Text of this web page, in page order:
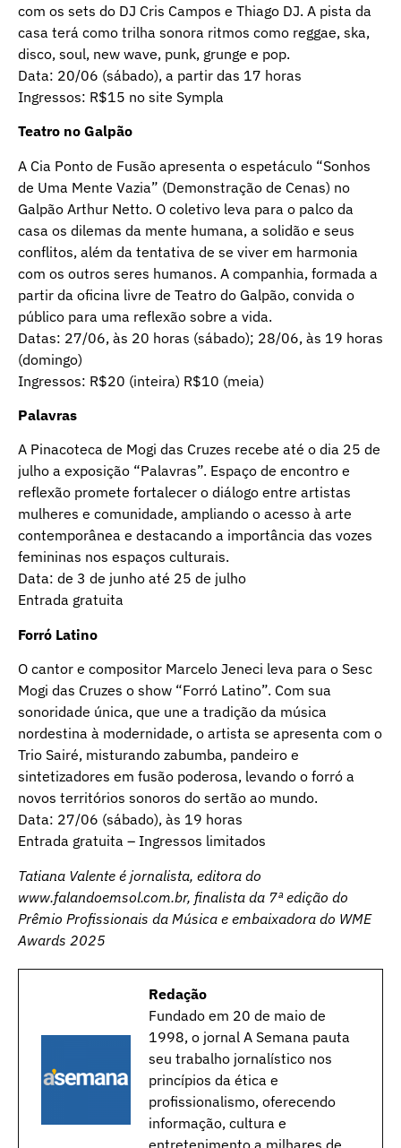
com os sets do DJ Cris Campos e Thiago DJ. A pista da
casa terá como trilha sonora ritmos como reggae, ska,
disco, soul, new wave, punk, grunge e pop.
Data: 20/06 (sábado), a partir das 17 horas
Ingressos: R$15 no site Sympla
Teatro no Galpão
A Cia Ponto de Fusão apresenta o espetáculo “Sonhos
de Uma Mente Vazia” (Demonstração de Cenas) no
Galpão Arthur Netto. O coletivo leva para o palco da
casa os dilemas da mente humana, a solidão e seus
conflitos, além da tentativa de se viver em harmonia
com os outros seres humanos. A companhia, formada a
partir da oficina livre de Teatro do Galpão, convida o
público para uma reflexão sobre a vida.
Datas: 27/06, às 20 horas (sábado); 28/06, às 19 horas
(domingo)
Ingressos: R$20 (inteira) R$10 (meia)
Palavras
A Pinacoteca de Mogi das Cruzes recebe até o dia 25 de
julho a exposição “Palavras”. Espaço de encontro e
reflexão promete fortalecer o diálogo entre artistas
mulheres e comunidade, ampliando o acesso à arte
contemporânea e destacando a importância das vozes
femininas nos espaços culturais.
Data: de 3 de junho até 25 de julho
Entrada gratuita
Forró Latino
O cantor e compositor Marcelo Jeneci leva para o Sesc
Mogi das Cruzes o show “Forró Latino”. Com sua
sonoridade única, que une a tradição da música
nordestina à modernidade, o artista se apresenta com o
Trio Sairé, misturando zabumba, pandeiro e
sintetizadores em fusão poderosa, levando o forró a
novos territórios sonoros do sertão ao mundo.
Data: 27/06 (sábado), às 19 horas
Entrada gratuita – Ingressos limitados
Tatiana Valente é jornalista, editora do
www.falandoemsol.com.br, finalista da 7ª edição do
Prêmio Profissionais da Música e embaixadora do WME
Awards 2025
Redação
Fundado em 20 de maio de
1998, o jornal A Semana pauta
seu trabalho jornalístico nos
princípios da ética e
profissionalismo, oferecendo
informação, cultura e
entretenimento a milhares de